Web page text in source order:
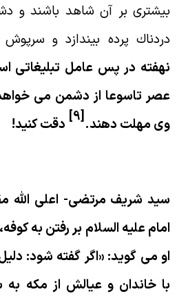
بر آن شاهد باشند و
پرده بيندازد و سرپوش
در پس عامل تبليغاتى
تاسوعا از دشمن مى خواهد
مهلت دهند.[9] دقت كنيد!
شريف مرتضى- اعلى الله
عليه السلام بر رفتن به
مى گويد: «اگر گفته شود: دليل
خاندان و عيالش از مكه به